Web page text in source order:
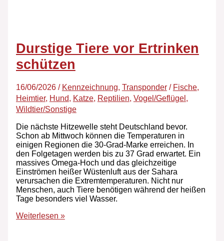
Durstige Tiere vor Ertrinken
schützen
16/06/2026 / Kennzeichnung, Transponder/ Fische,
Heimtier, Hund, Katze, Reptilien, Vogel/Geflügel ,
Wildtier/Sonstige
Die nächste Hitzewelle steht Deutschland bevor.
Schon ab Mittwoch können die Temperaturen in
einigen Regionen die 30-Grad-Marke erreichen. In
den Folgetagen werden bis zu 37 Grad erwartet. Ein
massives Omega-Hoch und das gleichzeitige
Einströmen heißer Wüstenluft aus der Sahara
verursachen die Extremtemperaturen. Nicht nur
Menschen, auch Tiere benötigen während der heißen
Tage besonders viel Wasser.
Weiterlesen »